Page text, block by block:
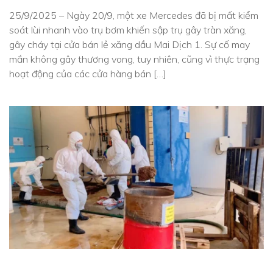
25/9/2025 – Ngày 20/9, một xe Mercedes đã bị mất kiểm
soát lùi nhanh vào trụ bơm khiến sập trụ gây tràn xăng,
gây cháy tại cửa bán lẻ xăng dầu Mai Dịch 1. Sự cố may
mắn không gây thương vong, tuy nhiên, cũng vì thực trạng
hoạt động của các cửa hàng bán […]